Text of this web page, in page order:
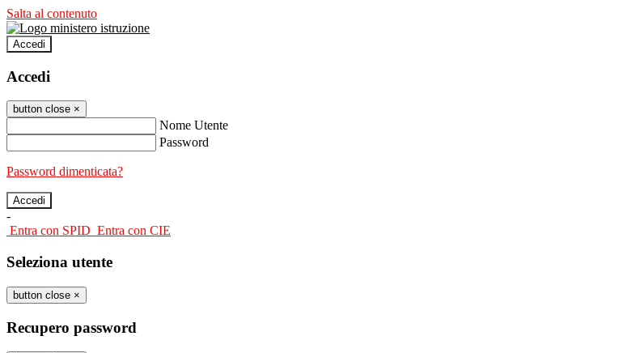
Salta al contenuto
Accedi
Accedi
button close ×
Nome Utente
Password
Password dimenticata?
-
Entra con SPID Entra con CIE
Seleziona utente
button close ×
Recupero password